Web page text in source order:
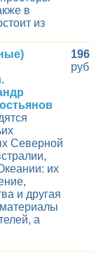
в
из
Северной
их
и другая
а
196
руб